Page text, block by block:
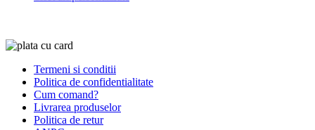
Termeni si conditii
Politica de confidentialitate
Cum comand?
Livrarea produselor
Politica de retur